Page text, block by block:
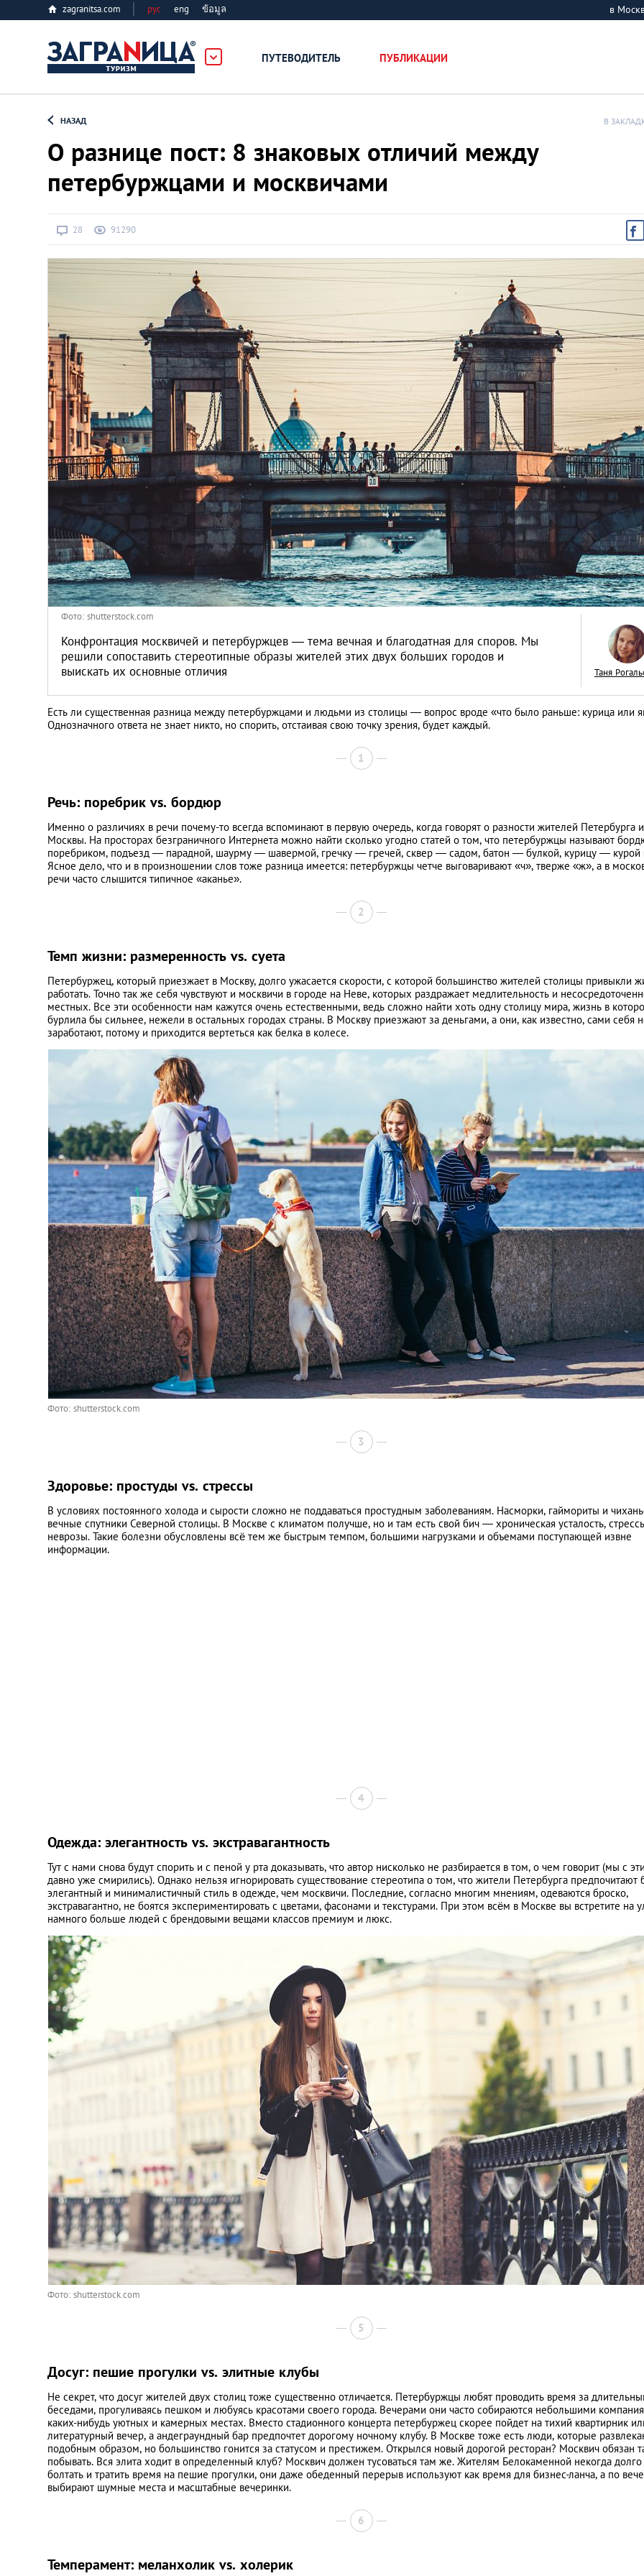
zagranitsa.com рус eng ข้อมูล в
ПУТЕВОДИТЕЛЬ ПУБЛИКАЦИИ
Алматы
Киев
Лондон
Лос-Анджелес
Москва
Париж
Паттайя
Санкт-Петербург
НАЗАД В
О разнице пост: 8 знаковых отличий между
петербуржцами и москвичами
28 91290
Фото: shutterstock.com
Конфронтация москвичей и петербуржцев — тема вечная и благодатная для споров. Мы
решили сопоставить стереотипные образы жителей этих двух больших городов и
выискать их основные отличия
Таня
Есть ли существенная разница между петербуржцами и людьми из столицы — вопрос вроде «что было раньше: курица или
Однозначного ответа не знает никто, но спорить, отстаивая свою точку зрения, будет каждый.
1
Речь: поребрик vs. бордюр
Именно о различиях в речи почему-то всегда вспоминают в первую очередь, когда говорят о разности жителей Петербурга и
Москвы. На просторах безграничного Интернета можно найти сколько угодно статей о том, что петербуржцы называют
поребриком, подъезд — парадной, шаурму — шавермой, гречку — гречей, сквер — садом, батон — булкой, курицу — курой
Ясное дело, что и в произношении слов тоже разница имеется: петербуржцы четче выговаривают «ч», тверже «ж», а в
речи часто слышится типичное «аканье».
2
Темп жизни: размеренность vs. суета
Петербуржец, который приезжает в Москву, долго ужасается скорости, с которой большинство жителей столицы привыкли
работать. Точно так же себя чувствуют и москвичи в городе на Неве, которых раздражает медлительность и
местных. Все эти особенности нам кажутся очень естественными, ведь сложно найти хоть одну столицу мира, жизнь в
бурлила бы сильнее, нежели в остальных городах страны. В Москву приезжают за деньгами, а они, как известно, сами себя
заработают, потому и приходится вертеться как белка в колесе.
Фото: shutterstock.com
3
Здоровье: простуды vs. стрессы
В условиях постоянного холода и сырости сложно не поддаваться простудным заболеваниям. Насморки, гаймориты и
вечные спутники Северной столицы. В Москве с климатом получше, но и там есть свой бич — хроническая усталость,
неврозы. Такие болезни обусловлены всё тем же быстрым темпом, большими нагрузками и объемами поступающей извне
информации.
4
Одежда: элегантность vs. экстравагантность
Тут с нами снова будут спорить и с пеной у рта доказывать, что автор нисколько не разбирается в том, о чем говорит (мы с
давно уже смирились). Однако нельзя игнорировать существование стереотипа о том, что жители Петербурга предпочитают
элегантный и минималистичный стиль в одежде, чем москвичи. Последние, согласно многим мнениям, одеваются броско,
экстравагантно, не боятся экспериментировать с цветами, фасонами и текстурами. При этом всём в Москве вы встретите на
намного больше людей с брендовыми вещами классов премиум и люкс.
Фото: shutterstock.com
5
Досуг: пешие прогулки vs. элитные клубы
Не секрет, что досуг жителей двух столиц тоже существенно отличается. Петербуржцы любят проводить время за
беседами, прогуливаясь пешком и любуясь красотами своего города. Вечерами они часто собираются небольшими
каких-нибудь уютных и камерных местах. Вместо стадионного концерта петербуржец скорее пойдет на тихий квартирник
литературный вечер, а андеграундный бар предпочтет дорогому ночному клубу. В Москве тоже есть люди, которые
подобным образом, но большинство гонится за статусом и престижем. Открылся новый дорогой ресторан? Москвич обязан
побывать. Вся элита ходит в определенный клуб? Москвич должен тусоваться там же. Жителям Белокаменной некогда долго
болтать и тратить время на пешие прогулки, они даже обеденный перерыв используют как время для бизнес-ланча, а по
выбирают шумные места и масштабные вечеринки.
6
Темперамент: меланхолик vs. холерик